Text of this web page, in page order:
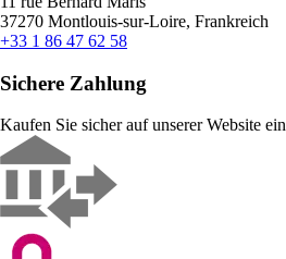
37270 Montlouis-sur-Loire, Frankreich
+33 1 86 47 62 58
Sichere Zahlung
Kaufen Sie sicher auf unserer Website ein